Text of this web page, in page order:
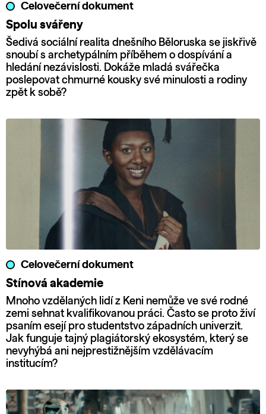
Celovečerní dokument
Spolu svářeny
Šedivá sociální realita dnešního Běloruska se jiskřivě
snoubí s archetypálním příběhem o dospívání a
hledání nezávislosti. Dokáže mladá svářečka
poslepovat chmurné kousky své minulosti a rodiny
zpět k sobě?
Celovečerní dokument
Stínová akademie
Mnoho vzdělaných lidí z Keni nemůže ve své rodné
zemi sehnat kvalifikovanou práci. Často se proto živí
psaním esejí pro studentstvo západních univerzit.
Jak funguje tajný plagiátorský ekosystém, který se
nevyhýbá ani nejprestižnějším vzdělávacím
institucím?